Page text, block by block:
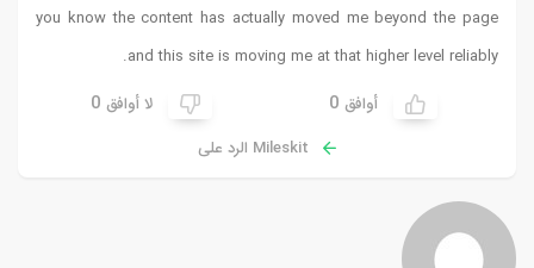
you know the content has actually moved me beyond the page
and this site is moving me at that higher level reliably.
أوافق 0 لا أوافق 0
Mileskit الرد على